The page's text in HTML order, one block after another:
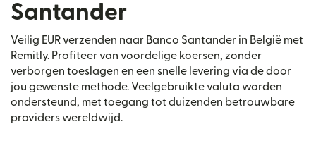
Santander
Veilig EUR verzenden naar Banco Santander in België met
Remitly. Profiteer van voordelige koersen, zonder
verborgen toeslagen en een snelle levering via de door
jou gewenste methode. Veelgebruikte valuta worden
ondersteund, met toegang tot duizenden betrouwbare
providers wereldwijd.